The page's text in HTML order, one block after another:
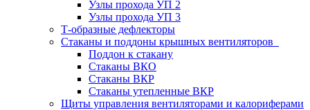
Узлы прохода УП 2
Узлы прохода УП 3
Т-образные дефлекторы
Стаканы и поддоны крышных вентиляторов
Поддон к стакану
Стаканы ВКО
Стаканы ВКР
Стаканы утепленные ВКР
Щиты управления вентиляторами и калориферами